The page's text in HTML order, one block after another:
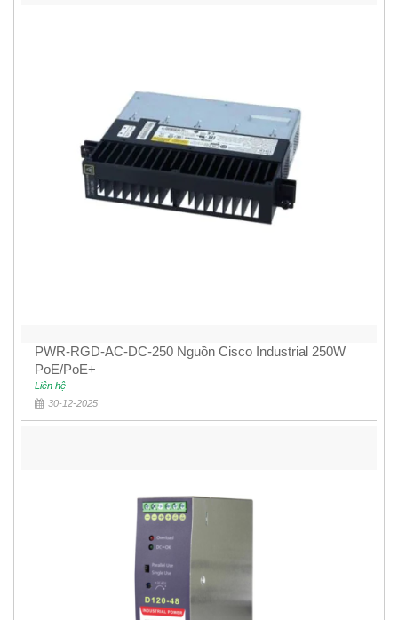
PWR-RGD-AC-DC-250 Nguồn Cisco Industrial 250W
PoE/PoE+
Liên hệ
30-12-2025